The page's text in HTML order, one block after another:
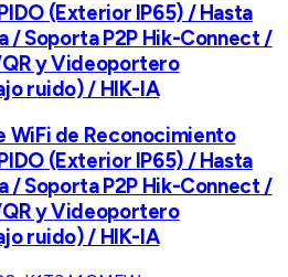
(Exterior IP65) / Hasta
/ Soporta P2P Hik-Connect /
y Videoportero
ruido) / HIK-IA
WiFi de Reconocimiento
(Exterior IP65) / Hasta
/ Soporta P2P Hik-Connect /
y Videoportero
ruido) / HIK-IA